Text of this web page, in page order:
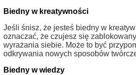
Biedny w kreatywności
Jeśli śnisz, że jesteś biedny w
oznaczać, że czujesz się
wyrażania siebie. Może to być
odkrywania nowych sposobów
Biedny w wiedzy